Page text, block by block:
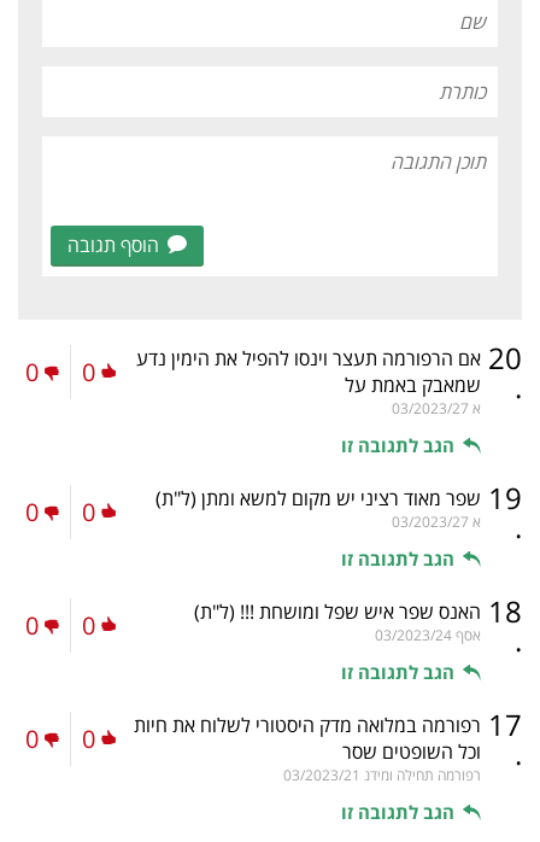
הוסף תגובה
20
.
אם הרפורמה תעצר וינסו להפיל את הימין נדע
שמאבק באמת על
א 03/2023/27
הגב לתגובה זו
0
0
19
.
שפר מאוד רציני יש מקום למשא ומתן (ל"ת)
א 03/2023/27
הגב לתגובה זו
0
0
18
.
האנס שפר איש שפל ומושחת !!! (ל"ת)
אסף03/2023/24
הגב לתגובה זו
0
0
17
.
רפורמה במלואה מדק היסטורי לשלוח את חיות
וכל השופטים שסר
רפורמה תחילה ומידנ 03/2023/21
הגב לתגובה זו
0
0